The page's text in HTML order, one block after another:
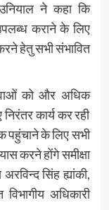
ने कहा कि
कराने के लिए
हेतु सभी संभावित
को और अधिक
कार्य कर रही
पहुंचाने के लिए सभी
करने होंगे समीक्षा
सिंह ह्यांकी,
अधिकारी